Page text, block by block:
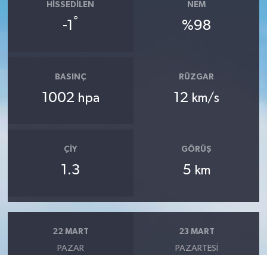
HISSEDILEN
-1 °
NEM
%98
BASINÇ
1002 hpa
RÜZGAR
12 km/s
ÇIY
1.3
GÖRÜŞ
5 km
22 MART
PAZAR
23 MART
PAZARTESI